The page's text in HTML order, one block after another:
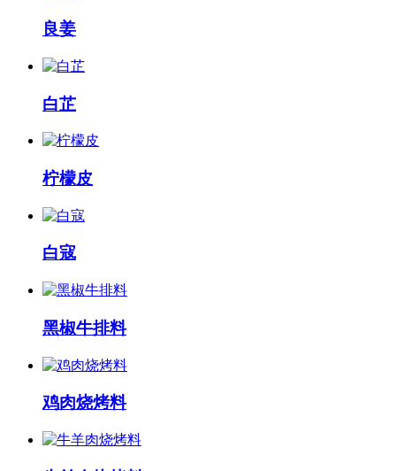
良姜
白芷
柠檬皮
白寇
黑椒牛排料
鸡肉烧烤料